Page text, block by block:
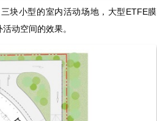
块小型的室内活动场地，大型ETFE膜
动空间的效果。